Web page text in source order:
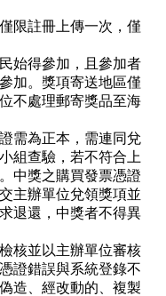
限註冊上傳一次，僅
始得參加，且參加者
加。獎項寄送地區僅
不處理郵寄獎品至海
需為正本，需連同兌
組查驗，若不符合上
中獎之購買發票憑證
主辦單位兌領獎項並
退還，中獎者不得異
核並以主辦單位審核
證錯誤與系統登錄不
造、經改動的、複製